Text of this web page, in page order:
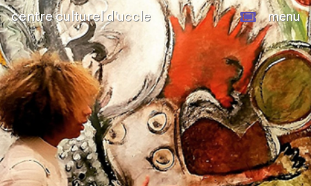
centre culturel d’uccle menu